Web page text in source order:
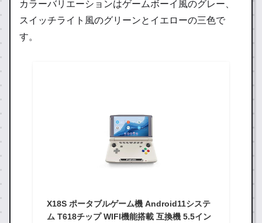
カラーバリエーションはゲームボーイ風のグレー、
スイッチライト風のグリーンとイエローの三色で
す。
X18S ポータブルゲーム機 Android11システ
ム T618チップ WIFI機能搭載 互換機 5.5イン